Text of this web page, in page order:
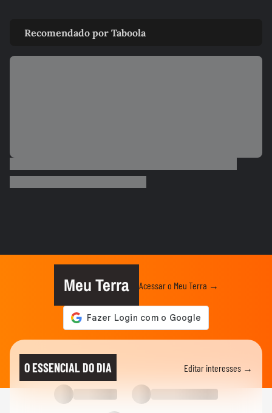
Vorcaro em peça sobre...
ENTRETÊ
ao abençoar fiéis com...
Em dia de estreia no SBT, Bocardi diz que
conversa com a emissora...
Neymar pai diz que ficará 'muito triste'
quando jogador se...
Davi Lucca diz que gostaria de ver
Recomendado por Taboola
Meu Terra Acessar o Meu Terra →
O ESSENCIAL DO DIA Editar interesses →